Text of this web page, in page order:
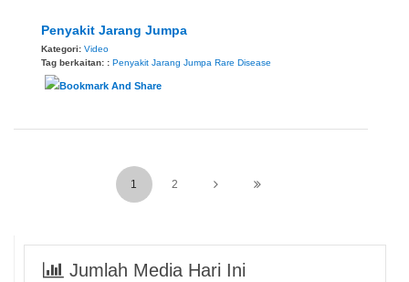
Penyakit Jarang Jumpa
Kategori: Video
Tag berkaitan: : Penyakit Jarang Jumpa Rare Disease
1 2
Jumlah Media Hari Ini